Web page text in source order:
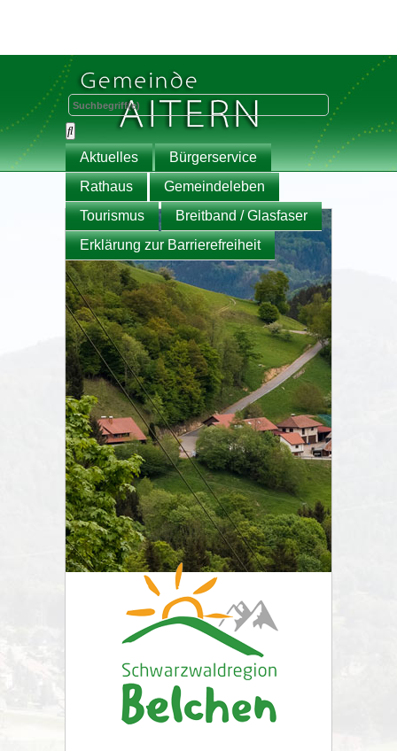
Aktuelles
Bürgerservice
Rathaus
Gemeindeleben
Tourismus
Breitband / Glasfaser
Erklärung zur Barrierefreiheit